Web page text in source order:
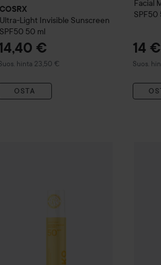
COSRX
Ultra-Light Invisible Sunscreen
SPF50 50 ml
€
hinta 23,50 €
hinta 23,50 €
OSTA
Facial
SPF50
14 €
Suos.